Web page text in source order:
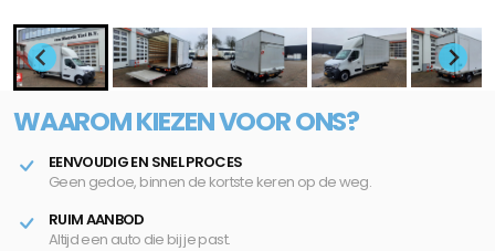
WAAROM KIEZEN VOOR ONS?
EENVOUDIG EN SNEL PROCES
Geen gedoe, binnen de kortste keren op de weg.
RUIM AANBOD
Altijd een auto die bij je past.